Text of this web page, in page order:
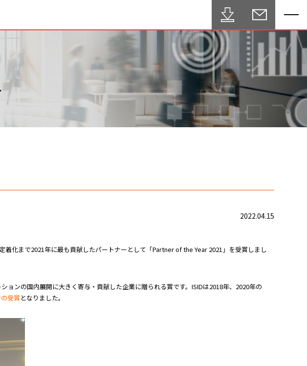
2022.04.15
化まで2021年に最も貢献したパートナーとして「Partner of the Year 2021」を受賞しまし
ョンの国内展開に大きく寄与・貢献した企業に贈られる賞です。ISIDは2018年、2020年の
受賞 となりました。